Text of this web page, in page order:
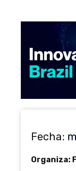
Fecha:
Organiza: